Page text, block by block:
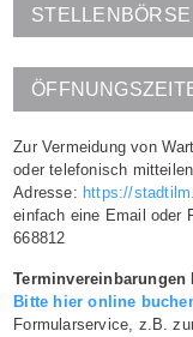
STELLENBÖRSE
Zur Vermeidung von
oder telefonisch
Adresse: https://
einfach eine Email oder
668812
Terminvereinbarungen
Bitte hier online
Formularservice, z.B.